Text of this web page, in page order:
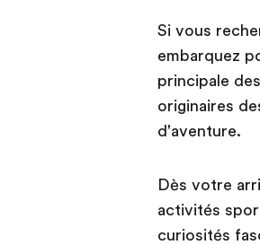
Si vous
embarquez
principale
originaires
d'aventure.
Dès votre
activités
curiosités